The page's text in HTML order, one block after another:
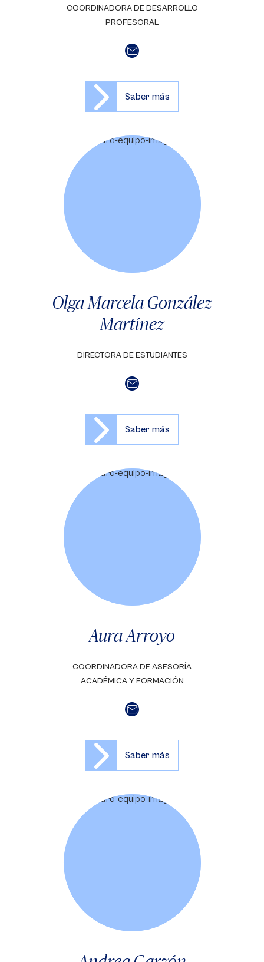
COORDINADORA DE DESARROLLO
PROFESORAL
Saber más
Olga Marcela González
Martínez
DIRECTORA DE ESTUDIANTES
Saber más
Aura Arroyo
COORDINADORA DE ASESORÍA
ACADÉMICA Y FORMACIÓN
Saber más